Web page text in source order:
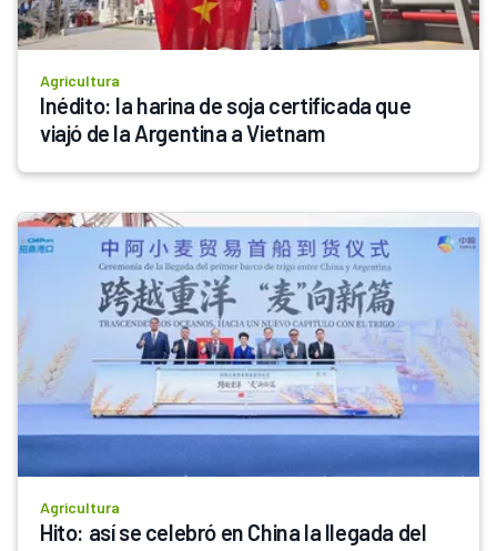
Agricultura
Inédito: la harina de soja certificada que
viajó de la Argentina a Vietnam
Agricultura
Hito: así se celebró en China la llegada del